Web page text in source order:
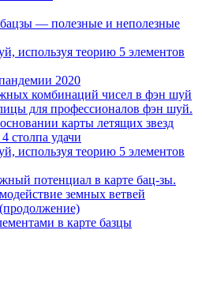
— полезные и неполезные
используя теорию 5 элементов
2020
комбинаций чисел в фэн шуй
для профессионалов фэн шуй.
карты летящих звезд
столпа удачи
используя теорию 5 элементов
потенциал в карте бац-зы.
земных ветвей
в карте базцы